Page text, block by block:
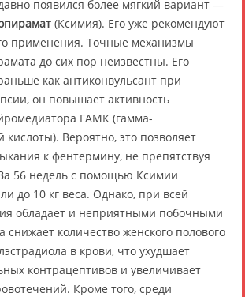
появился более мягкий вариант —
(Ксимия). Его уже рекомендуют
применения. Точные механизмы
до сих пор неизвестны. Его
как антиконвульсант при
он повышает активность
ГАМК (гамма-
Вероятно, это позволяет
к фентермину, не препятствуя
56 недель с помощью Ксимии
до 10 кг веса. Однако, при всей
обладает и неприятными побочными
количество женского полового
в крови, что ухудшает
контрацептивов и увеличивает
Кроме того, среди